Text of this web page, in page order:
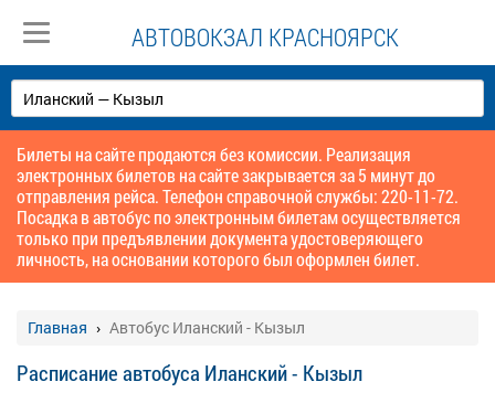
АВТОВОКЗАЛ КРАСНОЯРСК
Билеты на сайте продаются без комиссии. Реализация
электронных билетов на сайте закрывается за 5 минут до
отправления рейса. Телефон справочной службы: 220-11-72.
Посадка в автобус по электронным билетам осуществляется
только при предъявлении документа удостоверяющего
личность, на основании которого был оформлен билет.
Главная Автобус Иланский - Кызыл
Расписание автобуса Иланский - Кызыл